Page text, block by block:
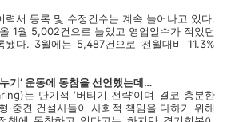
력서 등록 및 수정건수는 계속 늘어나고 있다.
1월 5,002건으로 늘었고 영업일수가 적었던
됐다. 3월에는 5,487건으로 전월대비 11.3%
기’ 운동에 동참을 선언했는데…
는 단기적 ‘버티기 전략’이며 결코 충분한
·중견 건설사들이 사회적 책임을 다하기 위해